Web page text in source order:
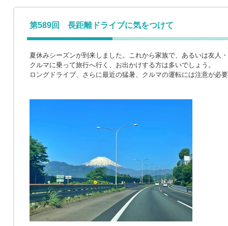
第589回 長距離ドライブに気をつけて
夏休みシーズンが到来しました。これから家族で、あるいは友人
クルマに乗って旅行へ行く、お出かけする方は多いでしょう。
ロングドライブ、さらに最近の猛暑、クルマの運転には注意が必